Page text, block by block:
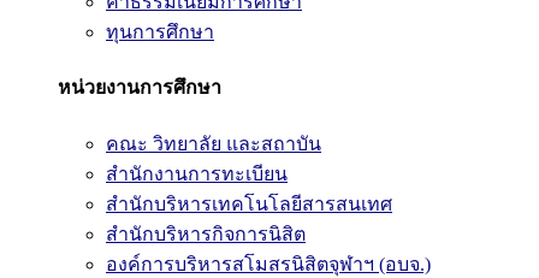
ทุนการศึกษา
หน่วยงานการศึกษา
คณะ วิทยาลัย และสถาบัน
สำนักงานการทะเบียน
สำนักบริหารเทคโนโลยีสารสนเทศ
สำนักบริหารกิจการนิสิต
องค์การบริหารสโมสรนิสิตจุฬาฯ (อบจ.)